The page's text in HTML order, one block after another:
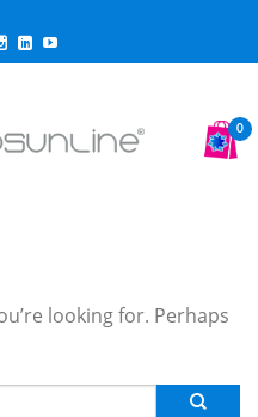
0
looking for. Perhaps